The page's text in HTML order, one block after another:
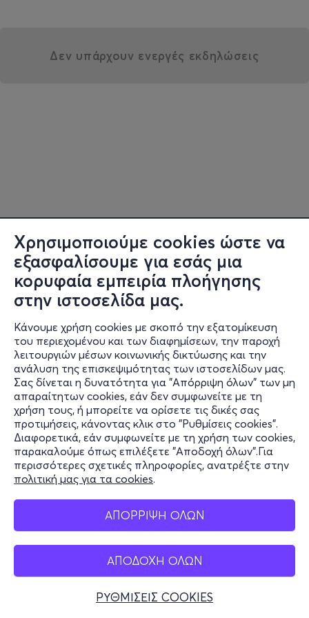
Χρησιμοποιούμε cookies ώστε να
εξασφαλίσουμε για εσάς μια
κορυφαία εμπειρία πλοήγησης
στην ιστοσελίδα μας.
Κάνουμε χρήση cookies με σκοπό την εξατομίκευση
του περιεχομένου και των διαφημίσεων, την παροχή
λειτουργιών μέσων κοινωνικής δικτύωσης και την
ανάλυση της επισκεψιμότητας των ιστοσελίδων μας.
Σας δίνεται η δυνατότητα για "Απόρριψη όλων" των μη
απαραίτητων cookies, εάν δεν συμφωνείτε με τη
χρήση τους, ή μπορείτε να ορίσετε τις δικές σας
προτιμήσεις, κάνοντας κλικ στο "Ρυθμίσεις cookies".
Διαφορετικά, εάν συμφωνείτε με τη χρήση των cookies,
παρακαλούμε όπως επιλέξετε "Αποδοχή όλων".Για
περισσότερες σχετικές πληροφορίες, ανατρέξτε στην
πολιτική μας για τα cookies.
ΑΠΟΡΡΙΨΗ ΟΛΩΝ
ΑΠΟΔΟΧΗ ΟΛΩΝ
ΡΥΘΜΙΣΕΙΣ COOKIES
Δεν υπάρχουν ενεργές εκδηλώσεις